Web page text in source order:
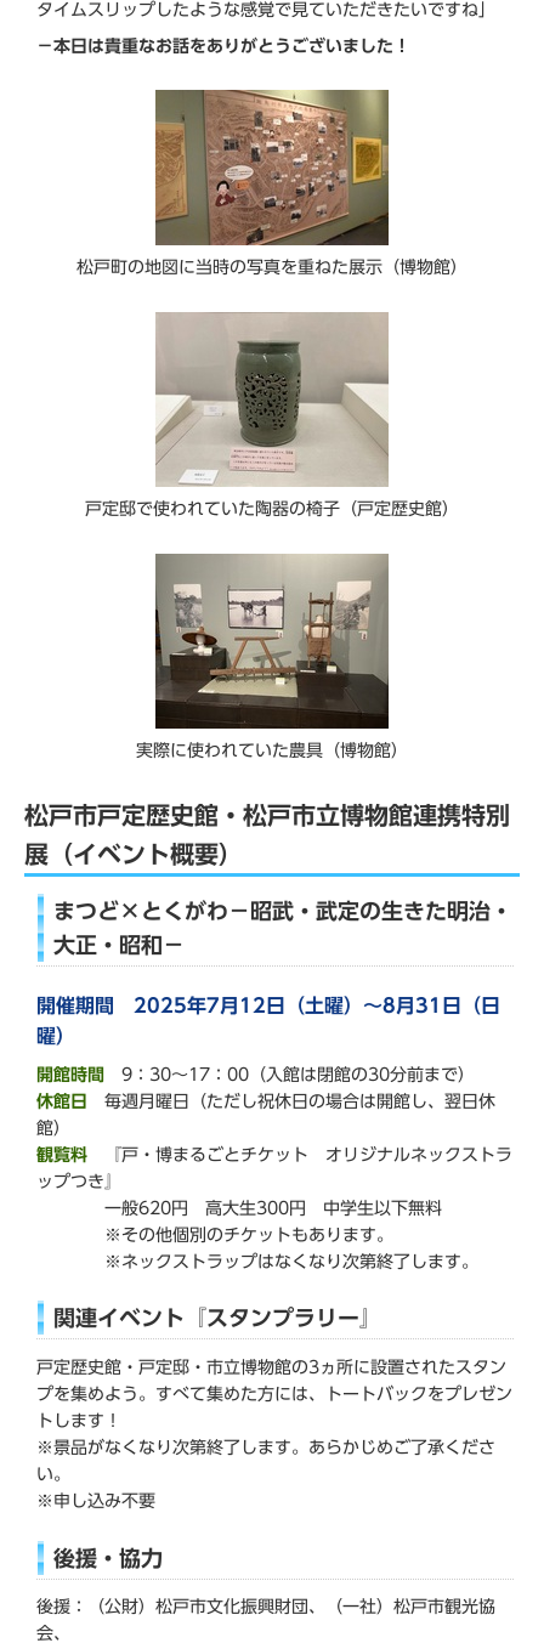
タイムスリップしたような感覚で見ていただきたいですね」
－本日は貴重なお話をありがとうございました！
松戸町の地図に当時の写真を重ねた展示（博物館）
戸定邸で使われていた陶器の椅子（戸定歴史館）
実際に使われていた農具（博物館）
松戸市戸定歴史館・松戸市立博物館連携特別
展（イベント概要）
まつど×とくがわ－昭武・武定の生きた明治・
大正・昭和－
開催期間 2025年7月12日（土曜）～8月31日（日
曜）
開館時間
9：30～17：00（入館は閉館の30分前まで）
休館日
毎週月曜日（ただし祝休日の場合は開館し、翌日休
館）
観覧料 『戸・博まるごとチケット オリジナルネックストラ
ップつき』
一般620円 高大生300円 中学生以下無料
※その他個別のチケットもあります。
※ネックストラップはなくなり次第終了します。
関連イベント『スタンプラリー』
戸定歴史館・戸定邸・市立博物館の3ヵ所に設置されたスタン
プを集めよう。すべて集めた方には、トートバックをプレゼン
トします！
※景品がなくなり次第終了します。あらかじめご了承くださ
い。
※申し込み不要
後援・協力
後援：（公財）松戸市文化振興財団、（一社）松戸市観光協
会、